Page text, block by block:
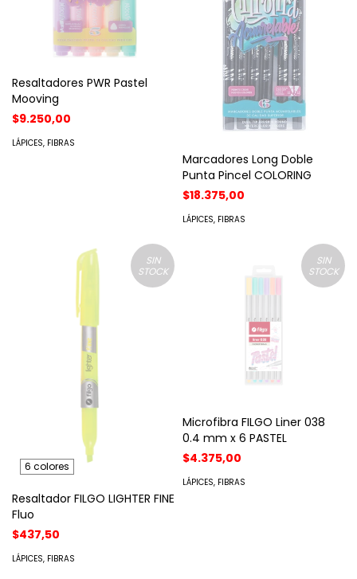
Resaltadores PWR Pastel
Mooving
$9.250,00
LÁPICES, FIBRAS
Marcadores Long Doble
Punta Pincel COLORING
$18.375,00
LÁPICES, FIBRAS
SIN
STOCK
6 colores
Resaltador FILGO LIGHTER FINE
Fluo
$437,50
LÁPICES, FIBRAS
SIN
STOCK
Microfibra FILGO Liner 038
0.4 mm x 6 PASTEL
$4.375,00
LÁPICES, FIBRAS